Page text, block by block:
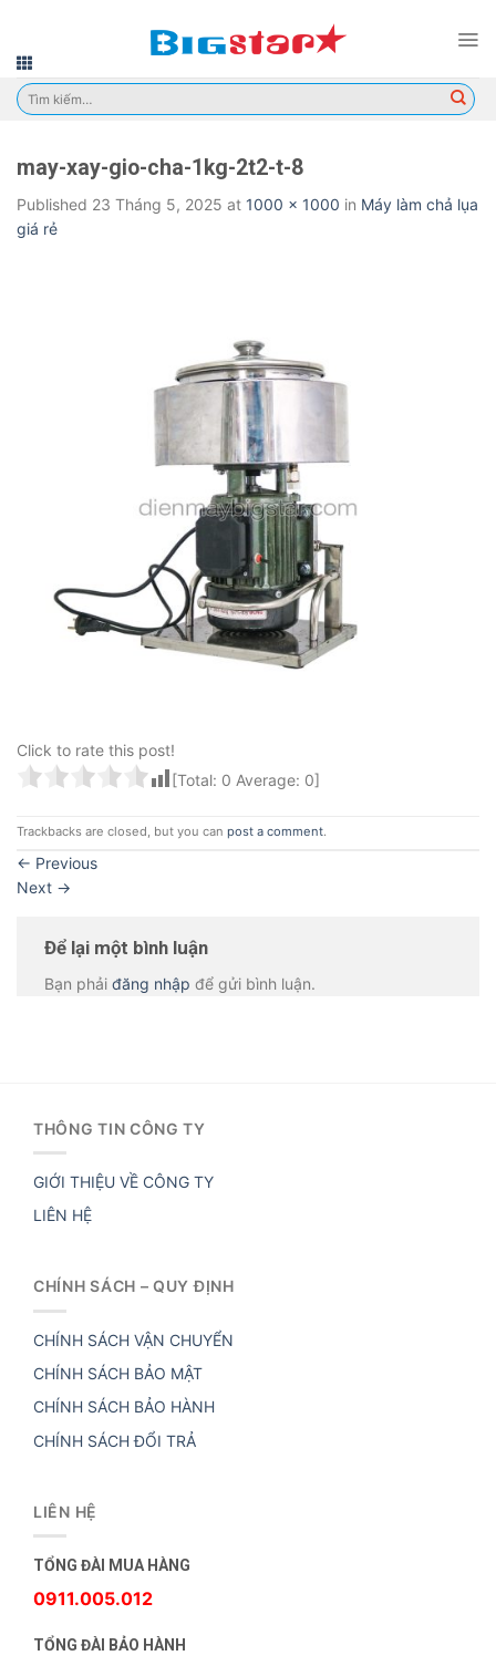
content
Tìm
kiếm:
may-xay-gio-cha-1kg-2t2-t-8
Published 23 Tháng 5, 2025 at 1000 × 1000 in Máy làm chả lụa
giá rẻ
Click to rate this post!
[Total: 0 Average: 0]
Trackbacks are closed, but you can post a comment.
← Previous
Next →
Để lại một bình luận
Bạn phải đăng nhập để gửi bình luận.
THÔNG TIN CÔNG TY
GIỚI THIỆU VỀ CÔNG TY
LIÊN HỆ
CHÍNH SÁCH – QUY ĐỊNH
CHÍNH SÁCH VẬN CHUYỂN
CHÍNH SÁCH BẢO MẬT
CHÍNH SÁCH BẢO HÀNH
CHÍNH SÁCH ĐỔI TRẢ
LIÊN HỆ
TỔNG ĐÀI MUA HÀNG
0911.005.012
TỔNG ĐÀI BẢO HÀNH